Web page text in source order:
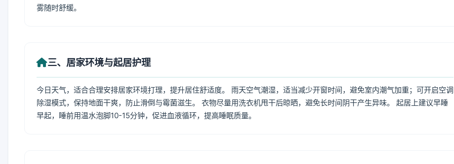
雾随时舒缓。
三、居家环境与起居护理
今日天气，适合合理安排居家环境打理，提升居住舒适度。 雨天空气潮湿，适当减少开窗时间，避免室内潮气加重；可开启空调
除湿模式，保持地面干爽，防止滑倒与霉菌滋生。 衣物尽量用洗衣机甩干后晾晒，避免长时间阴干产生异味。 起居上建议早睡
早起，睡前用温水泡脚10-15分钟，促进血液循环，提高睡眠质量。